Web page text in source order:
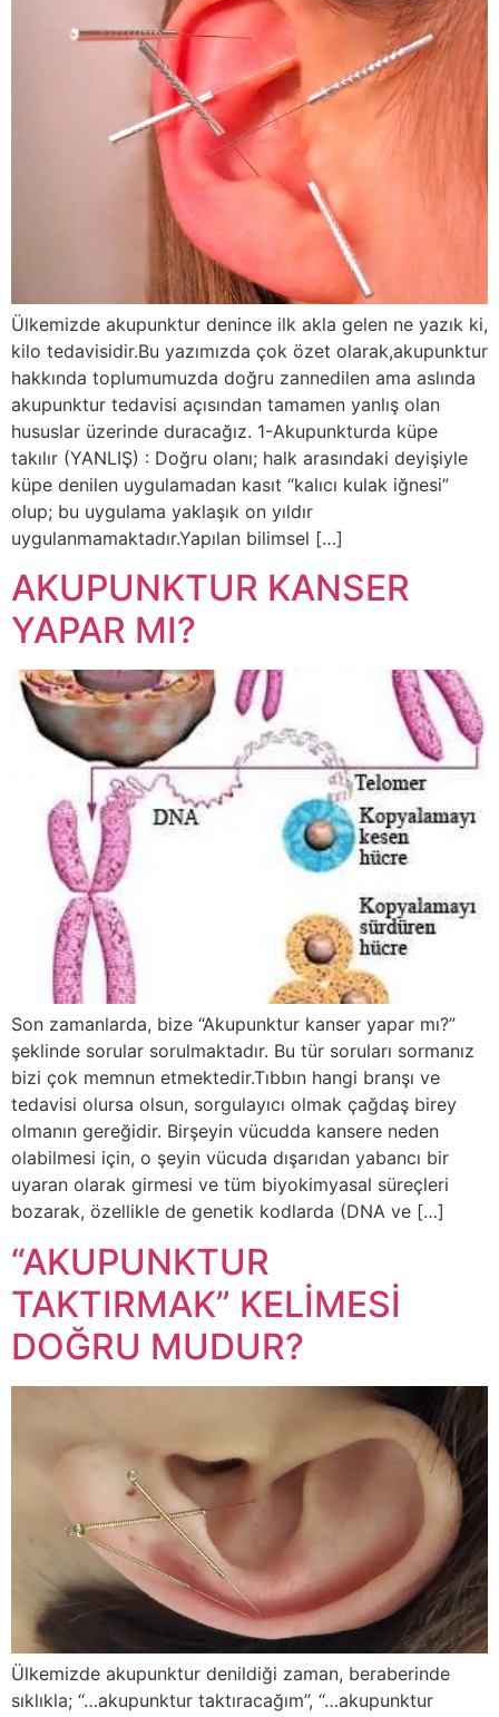
Ülkemizde akupunktur denince ilk akla gelen ne yazık ki,
kilo tedavisidir.Bu yazımızda çok özet olarak,akupunktur
hakkında toplumumuzda doğru zannedilen ama aslında
akupunktur tedavisi açısından tamamen yanlış olan
hususlar üzerinde duracağız. 1-Akupunkturda küpe
takılır (YANLIŞ) : Doğru olanı; halk arasındaki deyişiyle
küpe denilen uygulamadan kasıt “kalıcı kulak iğnesi”
olup; bu uygulama yaklaşık on yıldır
uygulanmamaktadır.Yapılan bilimsel […]
AKUPUNKTUR KANSER
YAPAR MI?
Son zamanlarda, bize “Akupunktur kanser yapar mı?”
şeklinde sorular sorulmaktadır. Bu tür soruları sormanız
bizi çok memnun etmektedir.Tıbbın hangi branşı ve
tedavisi olursa olsun, sorgulayıcı olmak çağdaş birey
olmanın gereğidir. Birşeyin vücudda kansere neden
olabilmesi için, o şeyin vücuda dışarıdan yabancı bir
uyaran olarak girmesi ve tüm biyokimyasal süreçleri
bozarak, özellikle de genetik kodlarda (DNA ve […]
“AKUPUNKTUR
TAKTIRMAK” KELİMESİ
DOĞRU MUDUR?
Ülkemizde akupunktur denildiği zaman, beraberinde
sıklıkla; “…akupunktur taktıracağım”, “…akupunktur